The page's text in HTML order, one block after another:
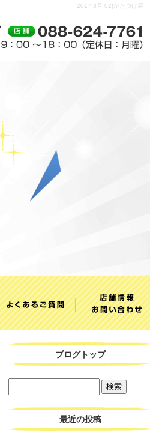
2017 3月 02|かたづけ屋
ブログトップ
最近の投稿